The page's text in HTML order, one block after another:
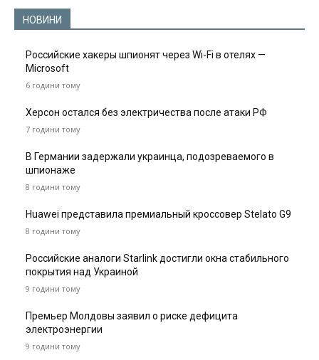
НОВИНИ
Российские хакеры шпионят через Wi-Fi в отелях —
Microsoft
6 години тому
Херсон остался без электричества после атаки РФ
7 години тому
В Германии задержали украинца, подозреваемого в
шпионаже
8 години тому
Huawei представила премиальный кроссовер Stelato G9
8 години тому
Российские аналоги Starlink достигли окна стабильного
покрытия над Украиной
9 години тому
Премьер Молдовы заявил о риске дефицита
электроэнергии
9 години тому